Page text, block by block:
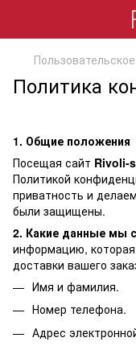
Политика
1. Общие положения
Посещая сайт Rivoli-
Политикой
приватность и
были защищены.
2. Какие данные мы
информацию,
доставки вашего
Имя и фамилия.
Номер телефона.
Адрес